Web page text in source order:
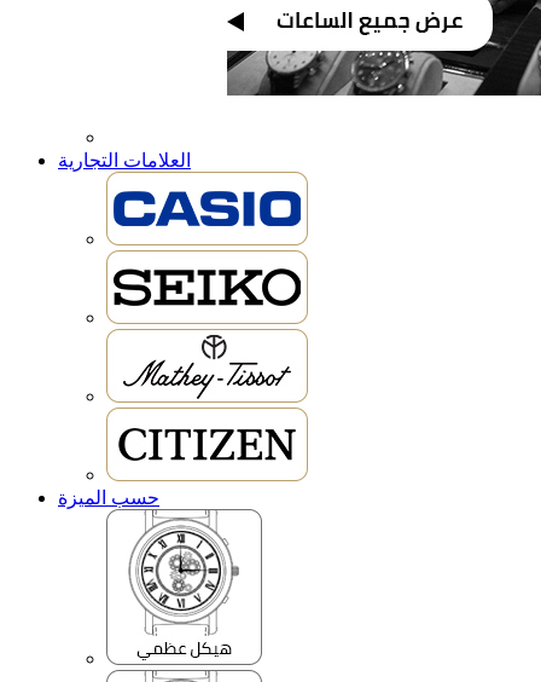
العلامات التجارية
حسب الميزة